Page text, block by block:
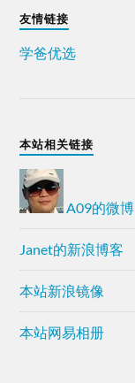
友情链接
学爸优选
本站相关链接
A09的微博
Janet的新浪博客
本站新浪镜像
本站网易相册